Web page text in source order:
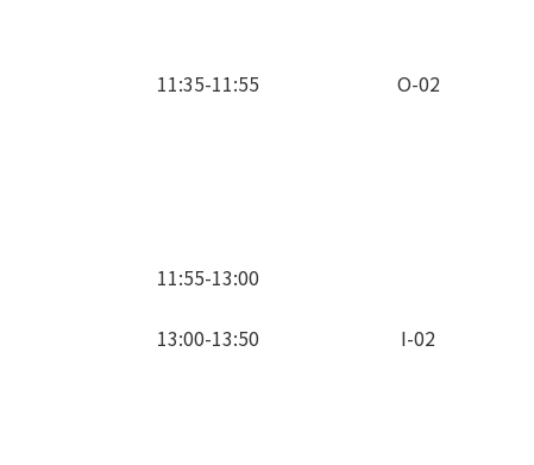
11:35-11:55
O-02
11:55-13:00
13:00-13:50
I-02